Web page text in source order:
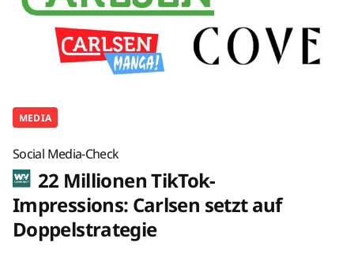
MEDIA
Social Media-Check
22 Millionen TikTok-
Impressions: Carlsen setzt auf
Doppelstrategie